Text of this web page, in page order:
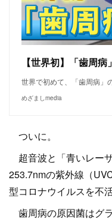
世界で初めて、「歯周病」
めざましmedia
ついに。
超音波と「青いレー
253.7nmの紫外線（
型コロナウイルスを不
歯周病の原因菌はグ